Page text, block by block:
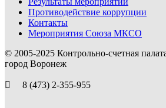
Противодействие коррупции
Контакты
Мероприятия Союза МКСО
© 2005-2025 Контрольно-счетная
город Воронеж
8 (473) 2-355-955